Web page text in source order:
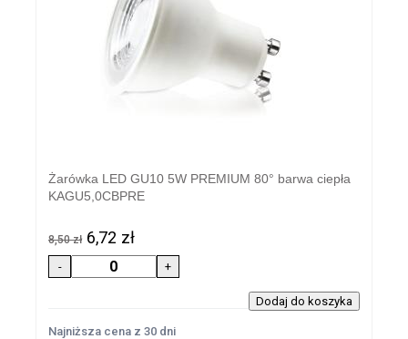
Żarówka LED GU10 5W PREMIUM 80° barwa ciepła
KAGU5,0CBPRE
8,50 zł 6,72 zł
Najniższa cena z 30 dni